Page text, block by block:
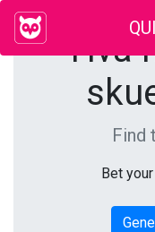
Hva
Find
Bet